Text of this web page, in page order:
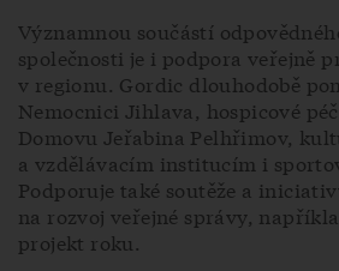
Významnou součástí
společnosti je i podpora veřejně
v regionu. Gordic dlouhodobě
Nemocnici Jihlava, hospicové
Domovu Jeřabina Pelhřimov,
a vzdělávacím institucím i
Podporuje také soutěže a
na rozvoj veřejné správy,
projekt roku.